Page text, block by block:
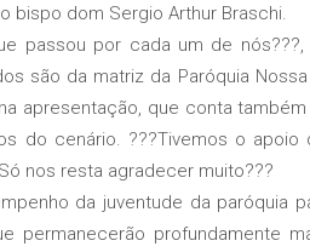
bispo dom Sergio Arthur Braschi.
por cada um de nós???,
são da matriz da Paróquia Nossa
apresentação, que conta
do cenário. ???Tivemos o apoio
nos resta agradecer muito???
da juventude da paróquia
permanecerão profundamente